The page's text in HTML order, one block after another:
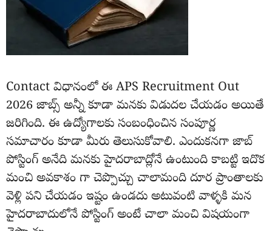
Contact విధానంలో ఈ APS Recruitment Out
2026 జాబ్స్ అన్నీ కూడా మనకు విడుదల చేయడం అయితే
జరిగింది. ఈ ఉద్యోగాలకు సంబంధించిన సంపూర్ణ
సమాచారం కూడా మీరు తెలుసుకోవాలి. ఎందుకనగా జాబ్
పోస్టింగ్ అనేది మనకు హైదరాబాద్లోనే ఉంటుంది కాబట్టి ఇదొక
మంచి అవకాశం గా చెప్పొచ్చు చాలామంది దూర ప్రాంతాలకు
వెళ్లి పని చేయడం ఇష్టం ఉండదు అటువంటి వాళ్ళకి మన
హైదరాబాదులోనే పోస్టింగ్ అంటే చాలా మంచి విషయంగా